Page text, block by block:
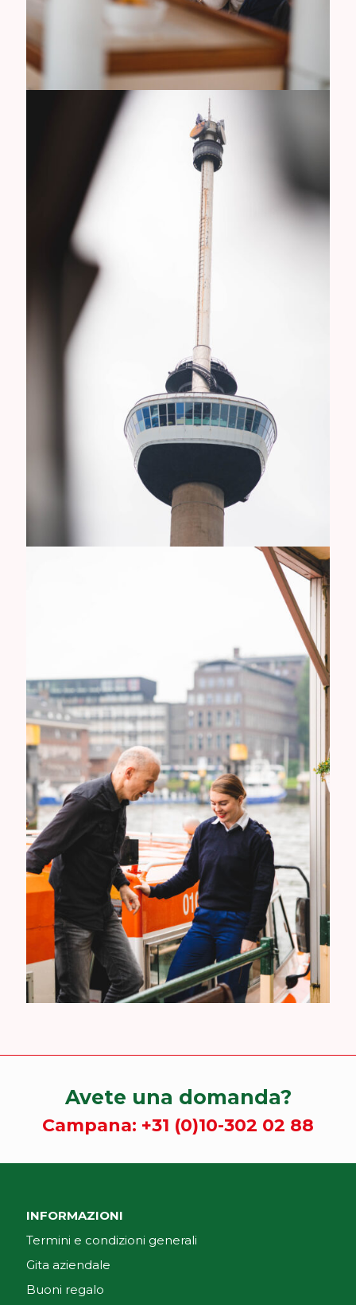
Avete una domanda?
Campana: +31 (0)10-302 02 88
INFORMAZIONI
Termini e condizioni generali
Gita aziendale
Buoni regalo